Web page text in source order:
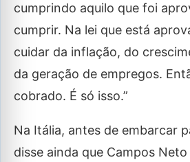
cumprindo aquilo que foi
cumprir. Na lei que está
cuidar da inflação, do
da geração de empregos.
cobrado. É só isso.”
Na Itália, antes de embarcar
disse ainda que Campos